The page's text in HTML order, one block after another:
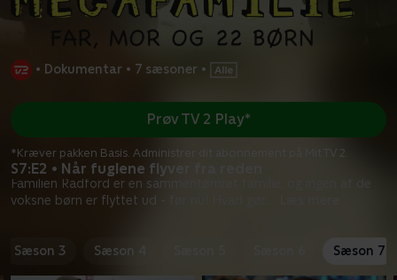
• Dokumentar • 7 sæsoner •
S7:E2 • Når fuglene flyver fra reden
Familien Radford er en sammentømret familie, og ingen af de
voksne børn er flyttet ud - før nu! Hvad gør
Prøv TV 2 Play*
*Kræver pakken Basis. Administrer dit abonnement på Mit TV 2.
Sæson 3 Sæson 4 Sæson 7